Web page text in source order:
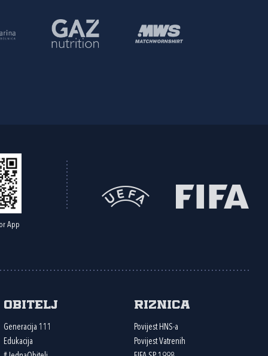
App
Obitelj
Generacija 111
Edukacija
Riznica
Povijest HNS-a
Povijest Vatrenih